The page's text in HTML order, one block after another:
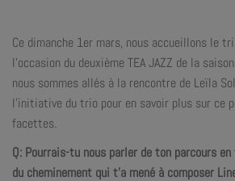
Ce dimanche 1er mars, nous accueillons le
l’occasion du deuxième TEA JAZZ de la
nous sommes allés à la rencontre de Leïla
l’initiative du trio pour en savoir plus sur ce
facettes.
Q: Pourrais-tu nous parler de ton parcours
du cheminement qui t’a mené à composer